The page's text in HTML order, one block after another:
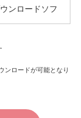
ップデート
ウェア自動更
機能を無効に
さい。
ンロードソフ
契約
、お客様がダウ
契約といいま
実施する際
ンロードが可能となり